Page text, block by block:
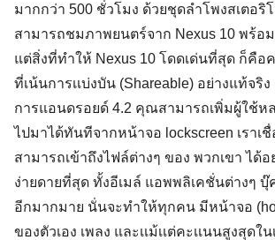
มากกว่า 500 ชั่วโมง ด้วยชุดลำโพงสเตอ
สามารถชมภาพยนตร์จาก Nexus 10 พร้อ
แต่สิ่งที่ทำให้ Nexus 10 โดดเด่นที่สุด ก็คือ
ที่เน้นการเเบ่งบัน (Shareable) อย่างแท้จริ
การแอนดรอยด์ 4.2 คุณสามารถเพิ่มผู้ใช้ห
ไปมาได้ทันทีจากหน้าจอ lockscreen เราเ
สามารถเข้าถึงไฟล์ต่างๆ ของ พวกเขา ได้อ
ง่ายดายที่สุด ทั้งอีเมล์ แอพพลิเคชั่นต่างๆ
อีกมากมาย นั่นจะทำให้ทุกคน มีหน้าจอ
ของตัวเอง เพลง และเเม้เเต่คะเเนนสูงสุด